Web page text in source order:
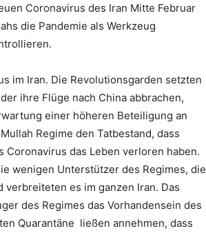
Coronavirus des Iran Mitte Februar
die Pandemie als Werkzeug
im Iran. Die Revolutionsgarden setzten
ihre Flüge nach China abbrachen,
einer höheren Beteiligung an
Regime den Tatbestand, dass
das Leben verloren haben.
wenigen Unterstützer des Regimes, die
es im ganzen Iran. Das
des Regimes das Vorhandensein des
Quarantäne ließen annehmen, dass